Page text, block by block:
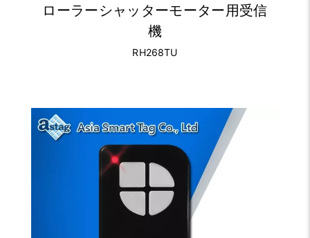
ローラーシャッターモーター用受信
機
RH268TU